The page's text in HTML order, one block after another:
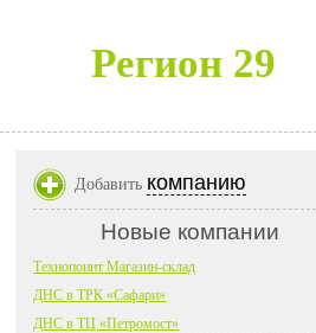
Регион 29
Добавить компанию
Новые компании
Технопоинт Магазин-склад
ДНС в ТРК «Сафари»
ДНС в ТЦ «Петромост»